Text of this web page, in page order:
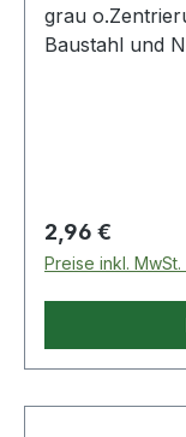
grau
Baustahl und
Regulärer Preis:
2,96 €
Preise inkl.